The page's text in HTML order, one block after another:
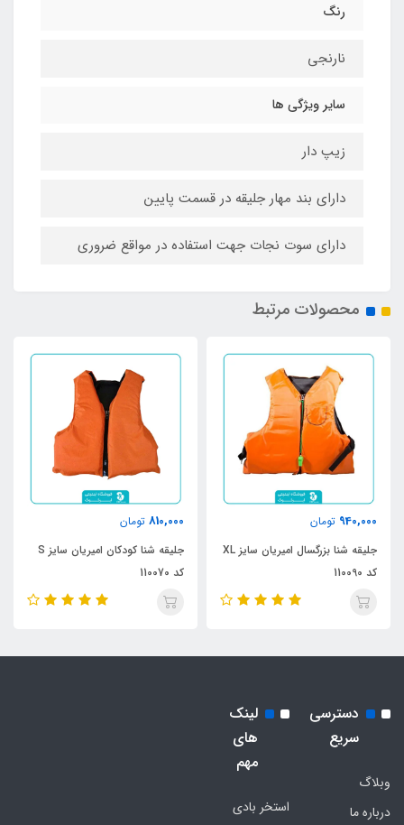
رنگ
نارنجی
سایر ویژگی ها
زیپ دار
دارای بند مهار جلیقه در قسمت پایین
دارای سوت نجات جهت استفاده در مواقع ضروری
محصولات مرتبط
940,000 تومان
جلیقه شنا بزرگسال امیریان سایز XL
کد 110090
810,000 تومان
جلیقه شنا کودکان امیریان سایز S
کد 110070
دسترسی
سریع
وبلاگ
درباره ما
لینک
های
مهم
استخر بادی